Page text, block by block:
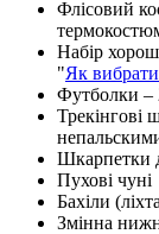
Флісовий
Набір
"Як вибрати
Футболки –
Трекінгові
Шкарпетки
Пухові чуні
Бахіли
Змінна